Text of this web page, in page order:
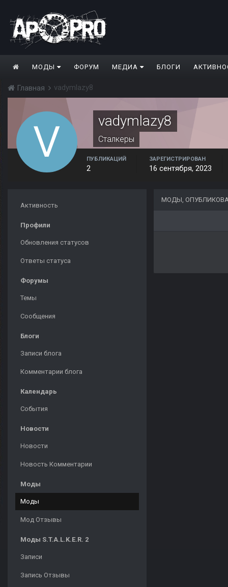
МОДЫ ФОРУМ МЕДИА БЛОГИ
Главная vadymlazy8
vadymlazy8
Сталкеры
ПУБЛИКАЦИЙ
2
ЗАРЕГИСТРИРОВАН
16 сентября, 2023
Активность
Профили
Обновления статусов
Ответы статуса
Форумы
Темы
Сообщения
Блоги
Записи блога
Комментарии блога
Календарь
События
Новости
Новости
Новость Комментарии
Моды
Моды
Мод Отзывы
Моды S.T.A.L.K.E.R. 2
Записи
Запись Отзывы
МОДЫ,